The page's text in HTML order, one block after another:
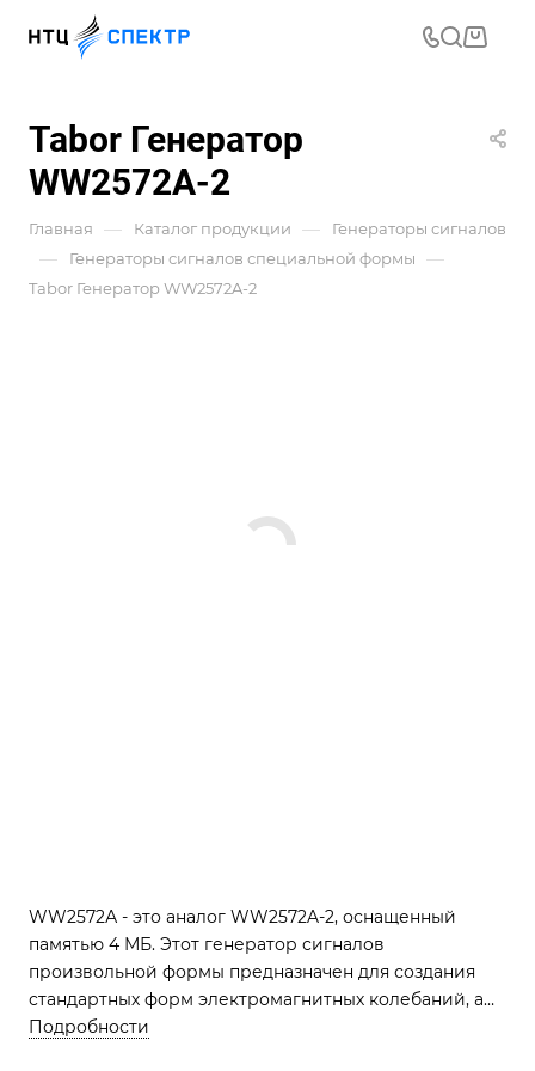
Tabor Генератор
WW2572A-2
Главная — Каталог продукции — Генераторы сигналов
— Генераторы сигналов специальной формы —
Tabor Генератор WW2572A-2
WW2572А - это аналог WW2572A-2, оснащенный
памятью 4 МБ. Этот генератор сигналов
произвольной формы предназначен для создания
стандартных форм электромагнитных колебаний, а
также электромагнитных колебаний с различными
Подробности